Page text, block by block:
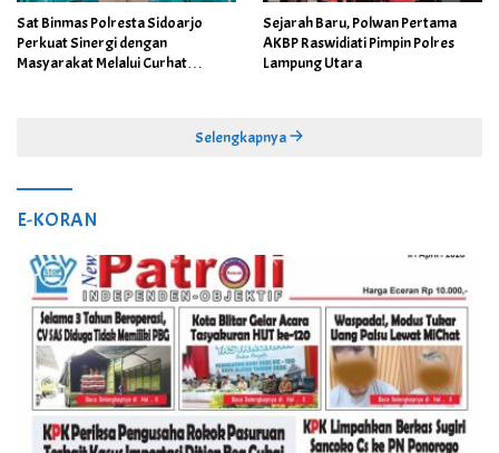
Sat Binmas Polresta Sidoarjo
Perkuat Sinergi dengan
Masyarakat Melalui Curhat
Sejarah Baru, Polwan Pertama
AKBP Raswidiati Pimpin Polres
Lampung Utara
Selengkapnya
E-KORAN